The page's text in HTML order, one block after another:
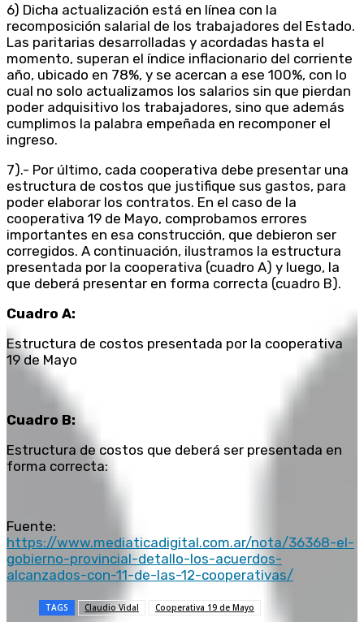
6) Dicha actualización está en línea con la
recomposición salarial de los trabajadores del Estado.
Las paritarias desarrolladas y acordadas hasta el
momento, superan el índice inflacionario del corriente
año, ubicado en 78%, y se acercan a ese 100%, con lo
cual no solo actualizamos los salarios sin que pierdan
poder adquisitivo los trabajadores, sino que además
cumplimos la palabra empeñada en recomponer el
ingreso.
7).- Por último, cada cooperativa debe presentar una
estructura de costos que justifique sus gastos, para
poder elaborar los contratos. En el caso de la
cooperativa 19 de Mayo, comprobamos errores
importantes en esa construcción, que debieron ser
corregidos. A continuación, ilustramos la estructura
presentada por la cooperativa (cuadro A) y luego, la
que deberá presentar en forma correcta (cuadro B).
Cuadro A:
Estructura de costos presentada por la cooperativa
19 de Mayo
Cuadro B:
Estructura de costos que deberá ser presentada en
forma correcta:
Fuente:
https://www.mediaticadigital.com.ar/nota/36368-el-
gobierno-provincial-detallo-los-acuerdos-
alcanzados-con-11-de-las-12-cooperativas/
TAGS Claudio Vidal Cooperativa 19 de Mayo